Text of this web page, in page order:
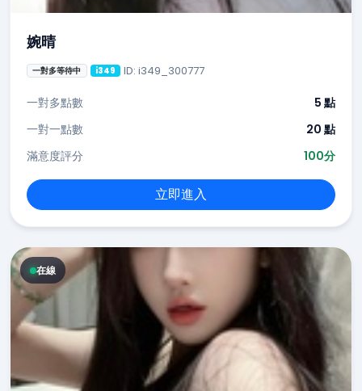
婉晴
一對多等待中 i349 ID: i349_300777
一對多點數
5 點
一對一點數
20 點
滿意度評分
100分
立即進入
在線